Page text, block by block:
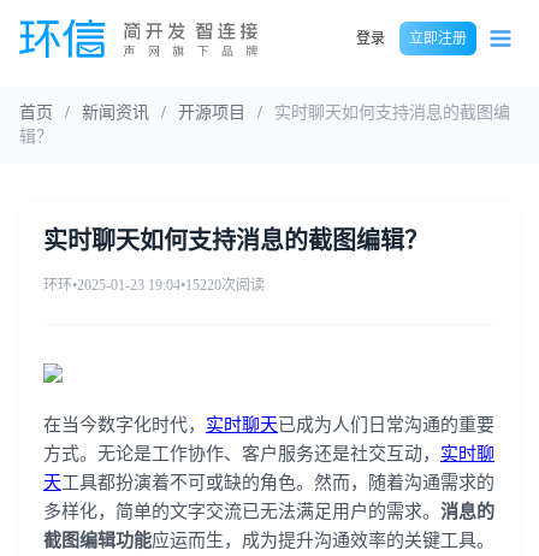
登录 立即注册
首页 / 新闻资讯 / 开源项目 /
实时聊天如何支持消息的截图编
辑？
实时聊天如何支持消息的截图编辑？
环环•2025-01-23 19:04•15220次阅读
在当今数字化时代， 实时聊天已成为人们日常沟通的重要
方式。无论是工作协作、客户服务还是社交互动， 实时聊
天工具都扮演着不可或缺的角色。然而，随着沟通需求的
多样化，简单的文字交流已无法满足用户的需求。 消息的
截图编辑功能应运而生，成为提升沟通效率的关键工具。